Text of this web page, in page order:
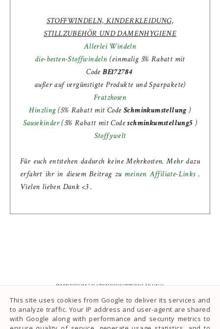
STOFFWINDELN, KINDERKLEIDUNG,
STILLZUBEHÖR UND DAMENHYGIENE
Allerlei Windeln
die-besten-Stoffwindeln (einmalig 5% Rabatt mit
CodeBE172784
außer auf vergünstigte Produkte und Sparpakete)
Fratzhosen
Hinzling(5% Rabatt mit Code Schminkumstellung)
Sausekinder(5% Rabatt mit Codeschminkumstellung5 )
Stoffywelt
Für euch entstehen dadurch keine Mehrkosten. Mehr dazu
erfahrt ihr in diesem Beitrag zu meinen Affiliate-Links .
Vielen lieben Dank <3 .
IMPRESSUM|DATENSCHUTZERKLÄRUNG
This site uses cookies from Google to deliver its services and
to analyze traffic. Your IP address and user-agent are shared
with Google along with performance and security metrics to